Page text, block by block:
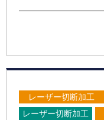
レーザー切断加工
レーザー切断加工